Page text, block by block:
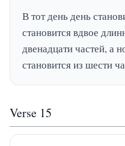
В тот день день
становится вдвое
двенадцати частей, а
становится из шести
Verse 15